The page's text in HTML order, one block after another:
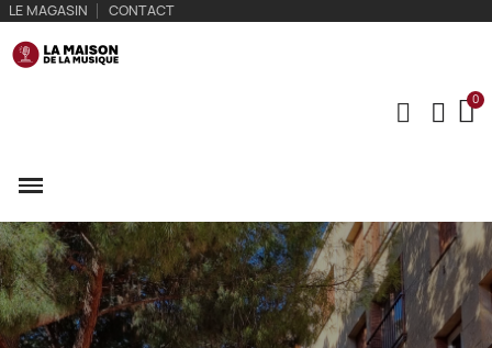
LE MAGASIN CONTACT